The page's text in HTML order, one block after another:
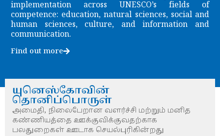
implementation across UNESCO’s fields of
competence: education, natural sciences, social and
human sciences, culture, and information and
communication.
Find out more
யுனெஸ்கோவின்
தொனிப்பொருள்
அமைதி, நிலைபேறான வளர்ச்சி மற்றும் மனித
கண்ணியத்தை ஊக்குவிக்குவதற்காக
பலதுறைகள் ஊடாக செயல்புரிகின்றது